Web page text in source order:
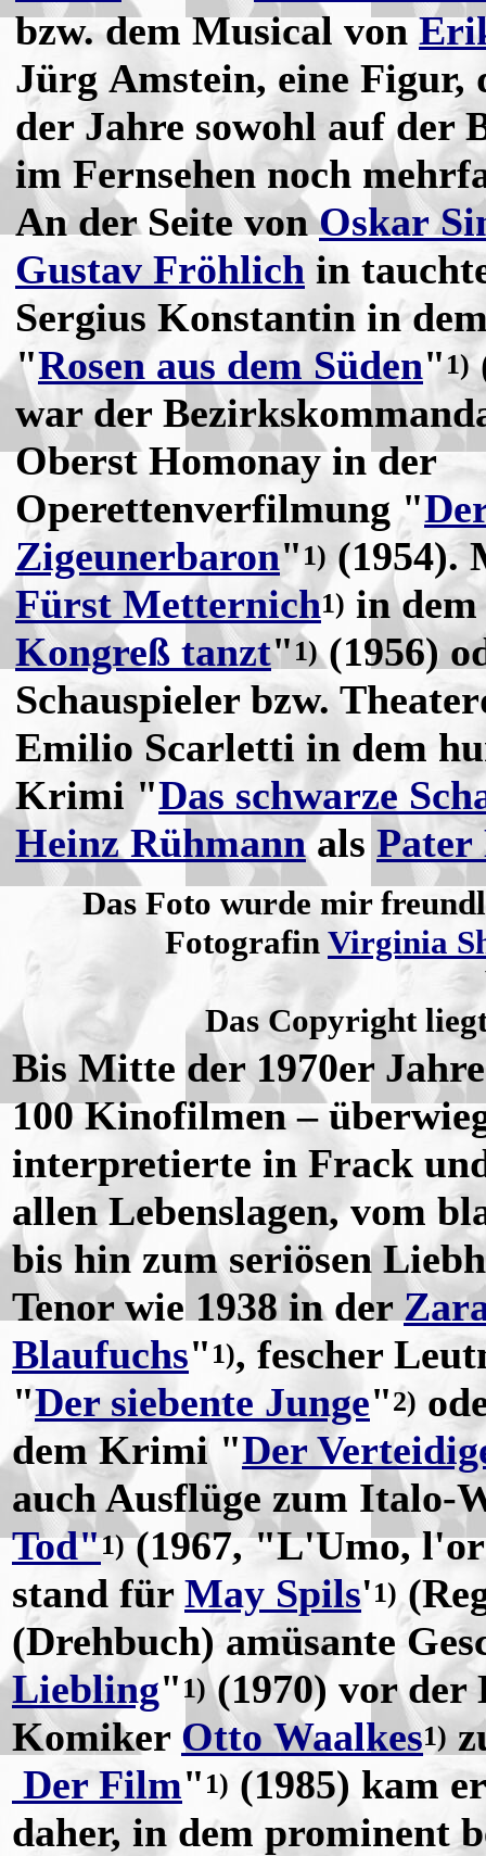
bzw. dem Musical von
Jürg Amstein, eine Figur,
der Jahre sowohl auf der
im Fernsehen noch
An der Seite vonOskar
Gustav Fröhlich in
Sergius Konstantin in
"Rosen aus dem Süden"1)
war der
Oberst Homonay in der
Operettenverfilmung "
Zigeunerbaron" 1) (1954).
Fürst Metternich1) in
Kongreß tanzt" 1)(1956)
Schauspieler bzw.
Emilio Scarletti in dem
Krimi "Das schwarze
Heinz Rühmannals Pater
Das Foto wurde mir
Fotografin Virginia
Das Copyright
Bis Mitte der 1970er
100 Kinofilmen –
interpretierte in Frack
allen Lebenslagen, vom
bis hin zum seriösen
Tenor wie 1938 in der
Blaufuchs" 1), fescher
"Der siebente Junge"2)
dem Krimi "Der
auch Ausflüge zum Italo-
Tod"1)(1967, "L'Umo,
stand für May Spils'1)
(Drehbuch) amüsante
Liebling" 1)(1970) vor der
Komiker Otto Waalkes1)
Der Film" 1) (1985) kam
daher, in dem prominent